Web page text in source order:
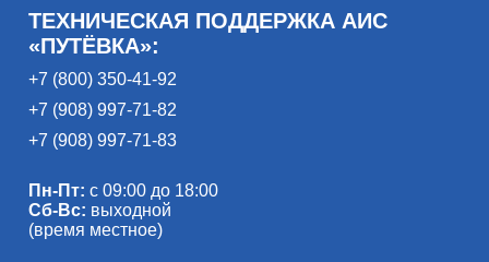
ТЕХНИЧЕСКАЯ ПОДДЕРЖКА АИС
«ПУТЁВКА»:
+7 (800) 350-41-92
+7 (908) 997-71-82
+7 (908) 997-71-83
Пн-Пт: с 09:00 до 18:00
Сб-Вс: выходной
(время местное)